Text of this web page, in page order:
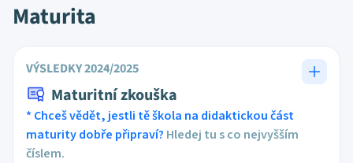
Maturita
VÝSLEDKY 2024/2025
Maturitní zkouška
* Chceš vědět, jestli tě škola na didaktickou část
maturity dobře připraví? Hledej tu s co nejvyšším
číslem.